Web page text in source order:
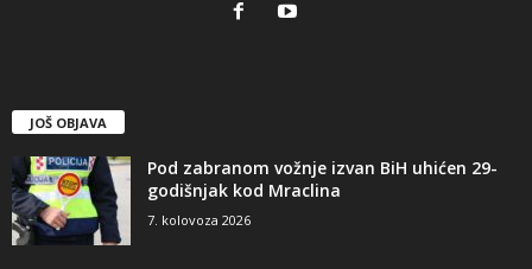
JOŠ OBJAVA
Pod zabranom vožnje izvan BiH uhićen 29-
godišnjak kod Mraclina
7. kolovoza 2026